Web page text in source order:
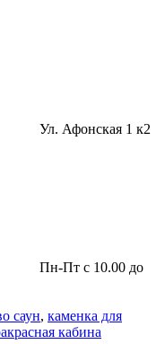
Ул. Афонская 1 к2
Пн-Пт с 10.00 до
саун, каменка для
кабина